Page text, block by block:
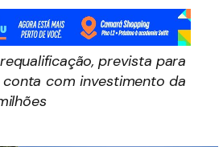
prevista para
com investimento da